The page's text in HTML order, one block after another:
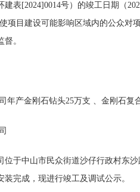
建表 [2024]0014号）的竣工日期（202
项目建设可能影响区域内的公众对
。
年产金刚石钻头25万支 、金刚石复
位于中山市民众街道沙仔行政村东沙
装完成，现进行竣工及调试公示。